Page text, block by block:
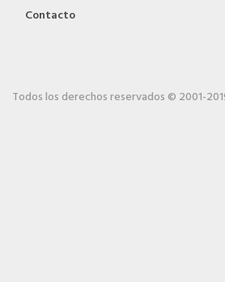
Contacto
Todos los derechos reservados © 2001-